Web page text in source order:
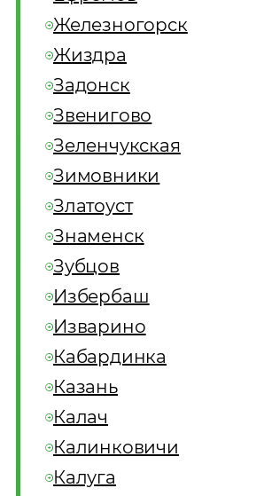
Железногорск
Жиздра
Задонск
Звенигово
Зеленчукская
Зимовники
Златоуст
Знаменск
Зубцов
Избербаш
Изварино
Кабардинка
Казань
Калач
Калинковичи
Калуга